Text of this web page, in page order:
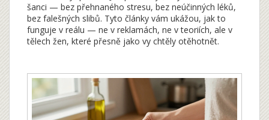
šanci — bez přehnaného stresu, bez neúčinných léků,
bez falešných slibů. Tyto články vám ukážou, jak to
funguje v reálu — ne v reklamách, ne v teoriích, ale v
tělech žen, které přesně jako vy chtěly otěhotnět.